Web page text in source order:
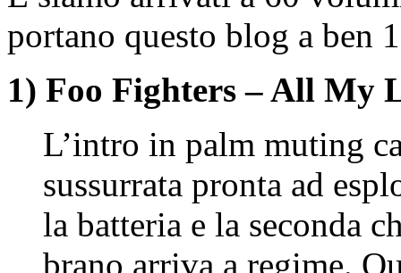
portano questo blog a ben
1) Foo Fighters – All My
L’intro in palm muting
sussurrata pronta ad
la batteria e la seconda
brano arriva a regime.